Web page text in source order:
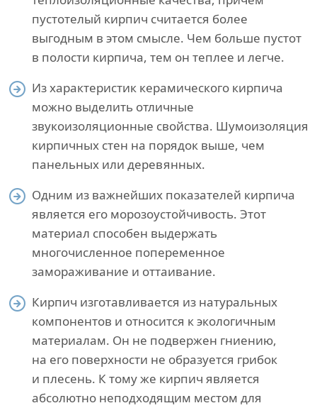
пустотелый кирпич считается более
выгодным в этом смысле. Чем больше пустот
в полости кирпича, тем он теплее и легче.
Из характеристик керамического кирпича
можно выделить отличные
звукоизоляционные свойства. Шумоизоляция
кирпичных стен на порядок выше, чем
панельных или деревянных.
Одним из важнейших показателей кирпича
является его морозоустойчивость. Этот
материал способен выдержать
многочисленное попеременное
замораживание и оттаивание.
Кирпич изготавливается из натуральных
компонентов и относится к экологичным
материалам. Он не подвержен гниению,
на его поверхности не образуется грибок
и плесень. К тому же кирпич является
абсолютно неподходящим местом для